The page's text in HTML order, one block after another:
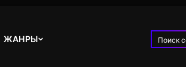
ЖАНРЫ